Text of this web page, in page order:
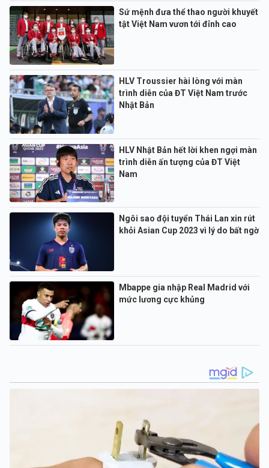
Sứ mệnh đưa thể thao người khuyết
tật Việt Nam vươn tới đỉnh cao
HLV Troussier hài lòng với màn
trình diễn của ĐT Việt Nam trước
Nhật Bản
HLV Nhật Bản hết lời khen ngợi màn
trình diễn ấn tượng của ĐT Việt
Nam
Ngôi sao đội tuyển Thái Lan xin rút
khỏi Asian Cup 2023 vì lý do bất ngờ
Mbappe gia nhập Real Madrid với
mức lương cực khủng